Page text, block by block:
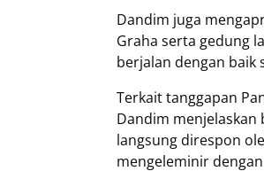
Dandim juga
Graha serta gedung
berjalan dengan baik
Terkait tanggapan
Dandim menjelaskan
langsung direspon
mengeleminir